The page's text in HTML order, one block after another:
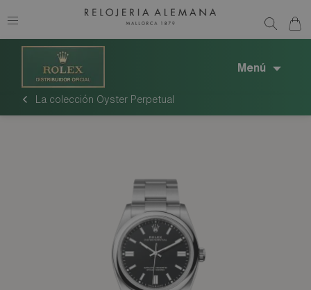
Menú
La colección Oyster Perpetual